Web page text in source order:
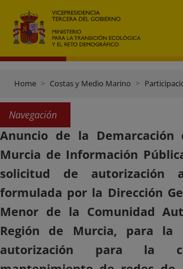
Home Costas y Medio Marino
Navegación
Anuncio de la Demarcación
Murcia de Información
solicitud de autorización
formulada por la Dirección
Menor de la Comunidad
Región de Murcia, para la
autorización para la